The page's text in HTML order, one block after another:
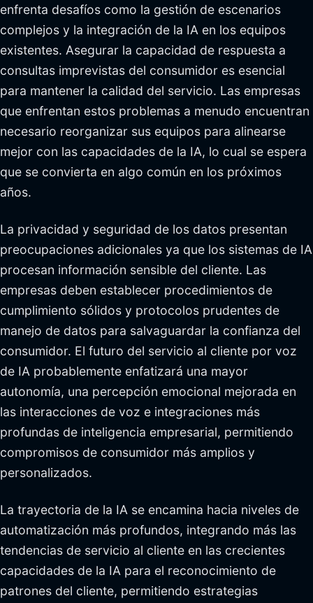
enfrenta desafíos como la gestión de escenarios
complejos y la integración de la IA en los equipos
existentes. Asegurar la capacidad de respuesta a
consultas imprevistas del consumidor es esencial
para mantener la calidad del servicio. Las empresas
que enfrentan estos problemas a menudo encuentran
necesario reorganizar sus equipos para alinearse
mejor con las capacidades de la IA, lo cual se espera
que se convierta en algo común en los próximos
años.
La privacidad y seguridad de los datos presentan
preocupaciones adicionales ya que los sistemas de IA
procesan información sensible del cliente. Las
empresas deben establecer procedimientos de
cumplimiento sólidos y protocolos prudentes de
manejo de datos para salvaguardar la confianza del
consumidor. El futuro del servicio al cliente por voz
de IA probablemente enfatizará una mayor
autonomía, una percepción emocional mejorada en
las interacciones de voz e integraciones más
profundas de inteligencia empresarial, permitiendo
compromisos de consumidor más amplios y
personalizados.
La trayectoria de la IA se encamina hacia niveles de
automatización más profundos, integrando más las
tendencias de servicio al cliente en las crecientes
capacidades de la IA para el reconocimiento de
patrones del cliente, permitiendo estrategias